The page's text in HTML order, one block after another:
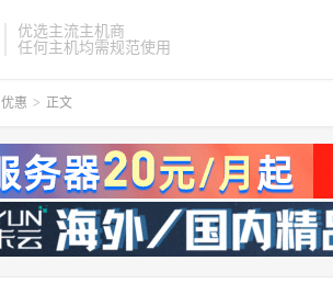
优选主流主机商
任何主机均需规范使用
优惠 > 正文